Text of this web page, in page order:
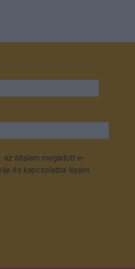
az általam megadott e-
és kapcsolatba lépjen